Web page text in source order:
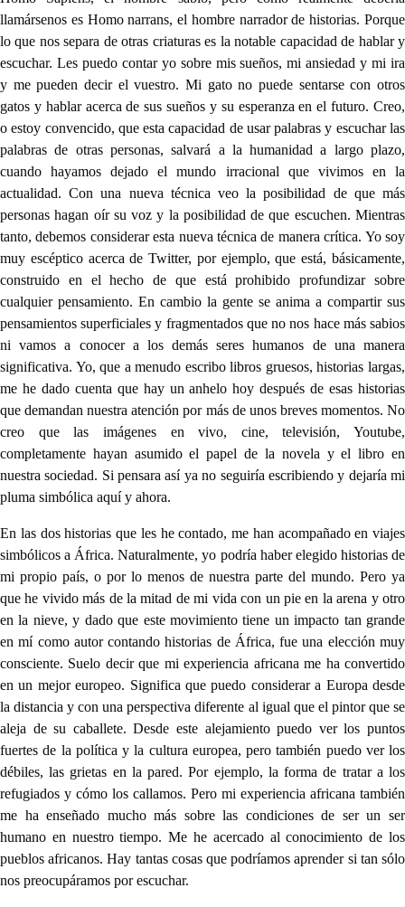
llamársenos es Homo narrans, el hombre narrador de historias. Porque
lo que nos separa de otras criaturas es la notable capacidad de hablar y
escuchar. Les puedo contar yo sobre mis sueños, mi ansiedad y mi ira
y me pueden decir el vuestro. Mi gato no puede sentarse con otros
gatos y hablar acerca de sus sueños y su esperanza en el futuro. Creo,
o estoy convencido, que esta capacidad de usar palabras y escuchar las
palabras de otras personas, salvará a la humanidad a largo plazo,
cuando hayamos dejado el mundo irracional que vivimos en la
actualidad. Con una nueva técnica veo la posibilidad de que más
personas hagan oír su voz y la posibilidad de que escuchen. Mientras
tanto, debemos considerar esta nueva técnica de manera crítica. Yo soy
muy escéptico acerca de Twitter, por ejemplo, que está, básicamente,
construido en el hecho de que está prohibido profundizar sobre
cualquier pensamiento. En cambio la gente se anima a compartir sus
pensamientos superficiales y fragmentados que no nos hace más sabios
ni vamos a conocer a los demás seres humanos de una manera
significativa. Yo, que a menudo escribo libros gruesos, historias largas,
me he dado cuenta que hay un anhelo hoy después de esas historias
que demandan nuestra atención por más de unos breves momentos. No
creo que las imágenes en vivo, cine, televisión, Youtube,
completamente hayan asumido el papel de la novela y el libro en
nuestra sociedad. Si pensara así ya no seguiría escribiendo y dejaría mi
pluma simbólica aquí y ahora.
En las dos historias que les he contado, me han acompañado en viajes
simbólicos a África. Naturalmente, yo podría haber elegido historias de
mi propio país, o por lo menos de nuestra parte del mundo. Pero ya
que he vivido más de la mitad de mi vida con un pie en la arena y otro
en la nieve, y dado que este movimiento tiene un impacto tan grande
en mí como autor contando historias de África, fue una elección muy
consciente. Suelo decir que mi experiencia africana me ha convertido
en un mejor europeo. Significa que puedo considerar a Europa desde
la distancia y con una perspectiva diferente al igual que el pintor que se
aleja de su caballete. Desde este alejamiento puedo ver los puntos
fuertes de la política y la cultura europea, pero también puedo ver los
débiles, las grietas en la pared. Por ejemplo, la forma de tratar a los
refugiados y cómo los callamos. Pero mi experiencia africana también
me ha enseñado mucho más sobre las condiciones de ser un ser
humano en nuestro tiempo. Me he acercado al conocimiento de los
pueblos africanos. Hay tantas cosas que podríamos aprender si tan sólo
nos preocupáramos por escuchar.